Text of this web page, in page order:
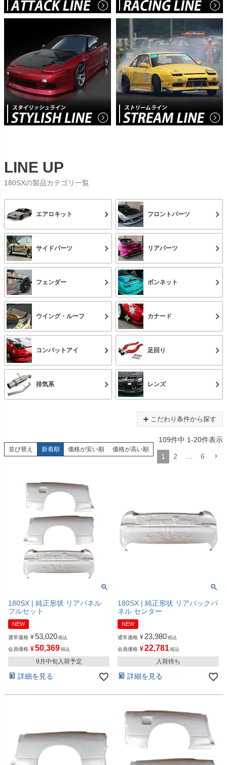
LINE UP
180SXの製品カテゴリ一覧
エアロキット フロントパーツ
サイドパーツ リアパーツ
フェンダー ボンネット
ウイング・ルーフ カナード
コンバットアイ 足回り
排気系 レンズ
こだわり条件から探す
並び替え 新着順 価格が安い順 価格が高い順
109件中 1-20件表示
1 2 6
180SX | 純正形状 リアパネル
フルセット
NEW
通常価格 ¥53,020 税込
会員価格 ¥50,369 税込
9月中旬入荷予定
詳細を見る
180SX | 純正形状 リアバックパ
ネル センター
NEW
通常価格 ¥ 23,980 税込
会員価格 ¥22,781 税込
入荷待ち
詳細を見る